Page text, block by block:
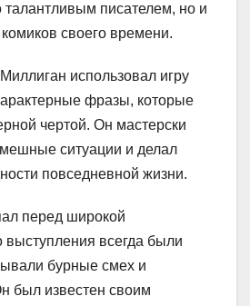
писателем, но и
своего времени.
использовал игру
фразы, которые
чертой. Он мастерски
ситуации и делал
повседневной жизни.
перед широкой
выступления всегда были
бурные смех и
был известен своим